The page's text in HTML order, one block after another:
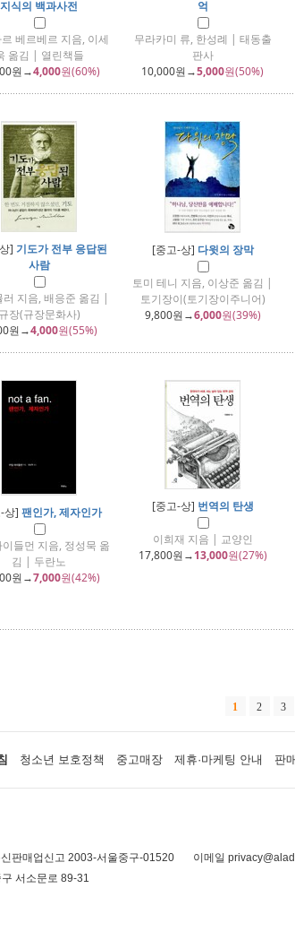
지식의 백과사전
베르베르 지음, 이세
옮김 | 열린책들
원→4,000원(60%)
억
무라카미 류, 한성례 | 태동출
판사
10,000원→5,000원(50%)
] 기도가 전부 응답된
사람
러 지음, 배응준 옮김 |
규장(규장문화사)
원→4,000원(55%)
[중고-상] 다윗의 장막
토미 테니 지음, 이상준 옮김 |
토기장이(토기장이주니어)
9,800원→6,000원(39%)
상] 팬인가, 제자인가
이들먼 지음, 정성묵 옮
김 | 두란노
원→7,000원(42%)
[중고-상] 번역의 탄생
이희재 지음 | 교양인
17,800원→13,000원(27%)
1 2 3
청소년 보호정책 중고매장 제휴·마케팅 안내 판
판매업신고 2003-서울중구-01520
이메일
서소문로 89-31